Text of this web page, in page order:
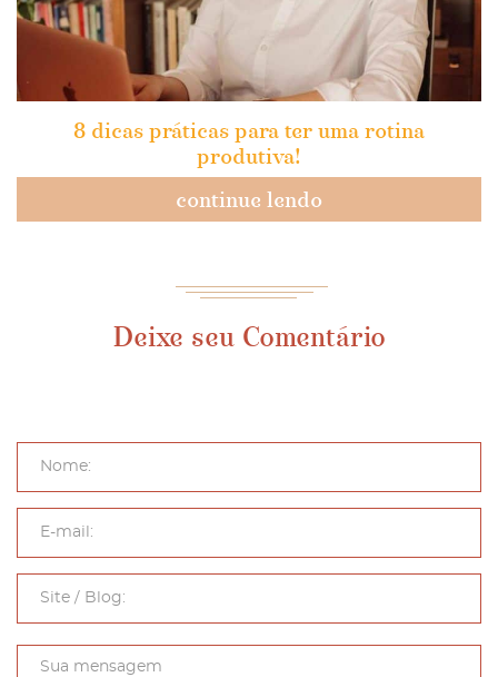
8 dicas práticas para ter uma rotina
produtiva!
continue lendo
Deixe seu Comentário